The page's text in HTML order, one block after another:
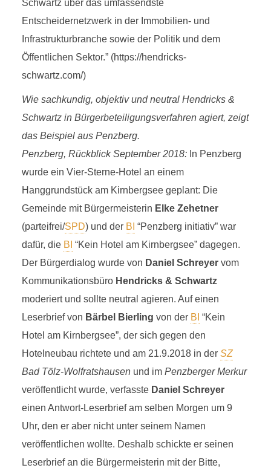
Schwartz über das umfassendste
Entscheidernetzwerk in der Immobilien- und
Infrastrukturbranche sowie der Politik und dem
Öffentlichen Sektor.” (https://hendricks-
schwartz.com/)
Wie sachkundig, objektiv und neutral Hendricks &
Schwartz in Bürgerbeteiligungsverfahren agiert, zeigt
das Beispiel aus Penzberg.
Penzberg, Rückblick September 2018:In Penzberg
wurde ein Vier-Sterne-Hotel an einem
Hanggrundstück am Kirnbergsee geplant: Die
Gemeinde mit Bürgermeisterin Elke Zehetner
(parteifrei/SPD) und der BI “Penzberg initiativ” war
dafür, die BI “Kein Hotel am Kirnbergsee” dagegen.
Der Bürgerdialog wurde von Daniel Schreyervom
Kommunikationsbüro Hendricks & Schwartz
moderiert und sollte neutral agieren. Auf einen
Leserbrief von Bärbel Bierling von der BI “Kein
Hotel am Kirnbergsee”, der sich gegen den
Hotelneubau richtete und am 21.9.2018 in der SZ
Bad Tölz-Wolfratshausenund im Penzberger Merkur
veröffentlicht wurde, verfasste Daniel Schreyer
einen Antwort-Leserbrief am selben Morgen um 9
Uhr, den er aber nicht unter seinem Namen
veröffentlichen wollte. Deshalb schickte er seinen
Leserbrief an die Bürgermeisterin mit der Bitte,